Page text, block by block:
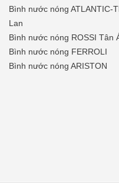
Bình nước nóng ATLANTIC-
Lan
Bình nước nóng ROSSI Tân
Bình nước nóng FERROLI
Bình nước nóng ARISTON